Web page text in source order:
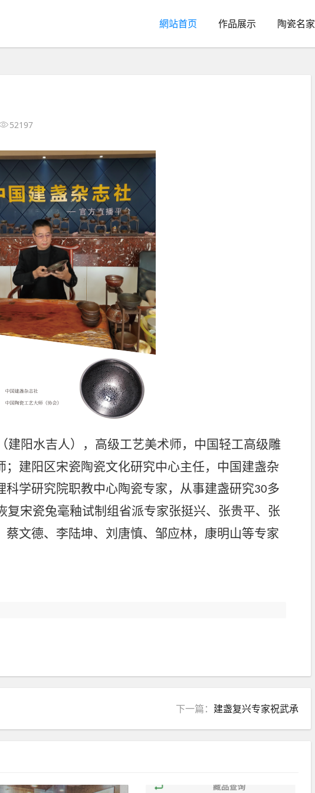
網站首页 作品展示 陶瓷名家
52197
建阳水吉人），高级工艺美术师，中国轻工高级雕
； 建阳区宋瓷陶瓷文化研究中心主任，中国建盏杂
科学研究院职教中心陶瓷专家，从事建盏研究30多
复宋瓷兔毫釉试制组 省派专家张挺兴、张贵平、张
文德、李陆坤、刘唐慎、邹应林，康明山等专家
下一篇： 建盏复兴专家祝武承